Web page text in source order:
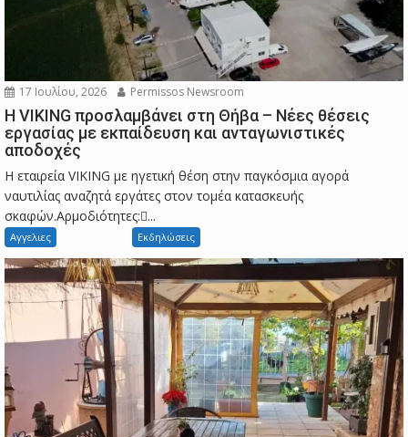
17 Ιουλίου, 2026 Permissos Newsroom
Η VIKING προσλαμβάνει στη Θήβα – Νέες θέσεις
εργασίας με εκπαίδευση και ανταγωνιστικές
αποδοχές
Η εταιρεία VIKING με ηγετική θέση στην παγκόσμια αγορά
ναυτιλίας αναζητά εργάτες στον τομέα κατασκευής
σκαφών.Αρμοδιότητες:...
Αγγελιες Εκδηλώσεις